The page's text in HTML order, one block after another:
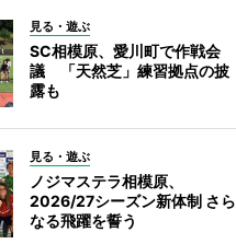
見る・遊ぶ
SC相模原、愛川町で作戦会
議 「天然芝」練習拠点の披
露も
見る・遊ぶ
ノジマステラ相模原、
2026/27シーズン新体制 さら
なる飛躍を誓う